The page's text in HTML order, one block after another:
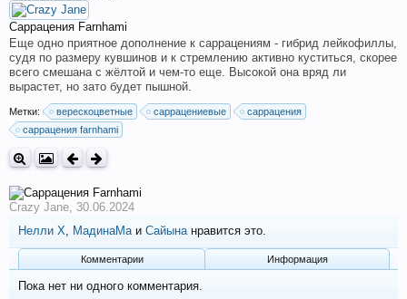
Саррацения Farnhami
Еще одно приятное дополнение к саррацениям - гибрид лейкофиллы,
судя по размеру кувшинов и к стремлению активно куститься, скорее
всего смешана с жёлтой и чем-то еще. Высокой она вряд ли
вырастет, но зато будет пышной.
Метки: верескоцветные саррацениевые
саррацения
саррацения farnhami
Crazy Jane, 30.06.2024
Нелли Х, МадинаМаи Сайынанравится это.
Комментарии Информация
Пока нет ни одного комментария.